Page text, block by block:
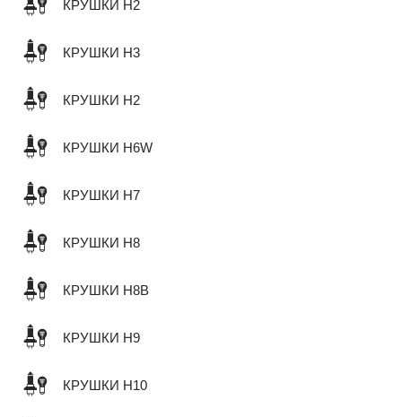
КРУШКИ H2
КРУШКИ H3
КРУШКИ H2
КРУШКИ H6W
КРУШКИ H7
КРУШКИ H8
КРУШКИ H8B
КРУШКИ H9
КРУШКИ H10